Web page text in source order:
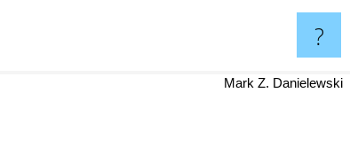
?
Mark Z. Danielewski